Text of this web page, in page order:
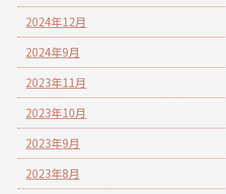
2024年12月
2024年9月
2023年11月
2023年10月
2023年9月
2023年8月